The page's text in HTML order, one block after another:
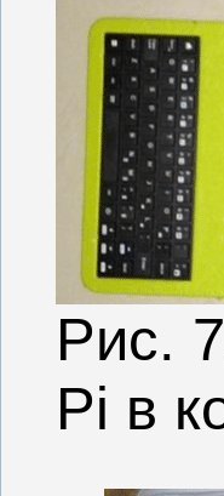
Рис.
Pi в